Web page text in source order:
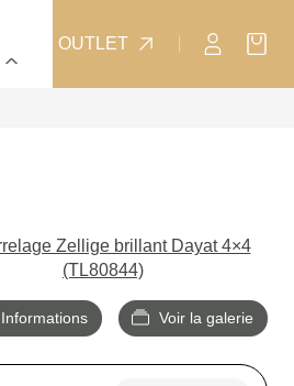
OUTLET
Voir la galerie